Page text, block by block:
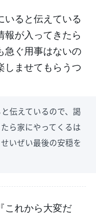
いると伝えている
報が入ってきたら
急ぐ用事はないの
しませてもらうつ
伝えているので、謁
ら家にやってくるは
いぜい最後の安穏を
これから大変だ